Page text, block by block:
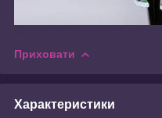
Приховати
Характеристики